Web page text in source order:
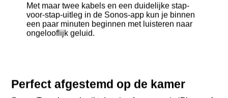
Met maar twee kabels en een duidelijke stap-
voor-stap-uitleg in de Sonos-app kun je binnen
een paar minuten beginnen met luisteren naar
ongelooflijk geluid.
Perfect afgestemd op de kamer